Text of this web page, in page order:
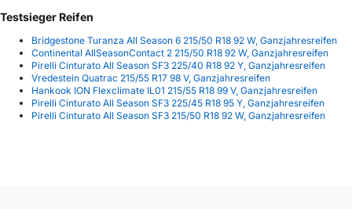
Testsieger Reifen
Bridgestone Turanza All Season 6 215/50 R18 92 W, Ganzjahresreifen
Continental AllSeasonContact 2 215/50 R18 92 W, Ganzjahresreifen
Pirelli Cinturato All Season SF3 225/40 R18 92 Y, Ganzjahresreifen
Vredestein Quatrac 215/55 R17 98 V, Ganzjahresreifen
Hankook ION Flexclimate IL01 215/55 R18 99 V, Ganzjahresreifen
Pirelli Cinturato All Season SF3 225/45 R18 95 Y, Ganzjahresreifen
Pirelli Cinturato All Season SF3 215/50 R18 92 W, Ganzjahresreifen